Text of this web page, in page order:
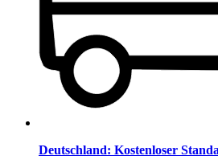
Deutschland: Kostenloser